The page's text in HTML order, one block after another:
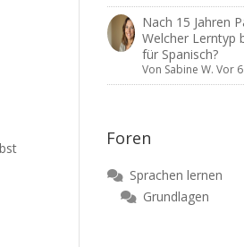
Nach 15 Jahren
Welcher Lerntyp
für Spanisch?
Von Sabine W. Vor
Foren
Sprachen lernen
Grundlagen